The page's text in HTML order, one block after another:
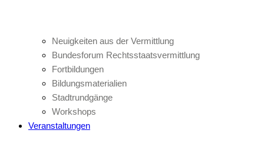
Neuigkeiten aus der Vermittlung
Bundesforum Rechtsstaatsvermittlung
Fortbildungen
Bildungsmaterialien
Stadtrundgänge
Workshops
Veranstaltungen